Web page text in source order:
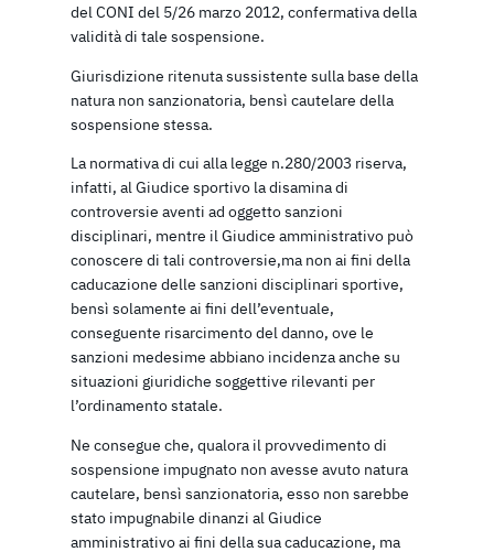
del CONI del 5/26 marzo 2012, confermativa della
validità di tale sospensione.
Giurisdizione ritenuta sussistente sulla base della
natura non sanzionatoria, bensì cautelare della
sospensione stessa.
La normativa di cui alla legge n.280/2003 riserva,
infatti, al Giudice sportivo la disamina di
controversie aventi ad oggetto sanzioni
disciplinari, mentre il Giudice amministrativo può
conoscere di tali controversie,ma non ai fini della
caducazione delle sanzioni disciplinari sportive,
bensì solamente ai fini dell’eventuale,
conseguente risarcimento del danno, ove le
sanzioni medesime abbiano incidenza anche su
situazioni giuridiche soggettive rilevanti per
l’ordinamento statale.
Ne consegue che, qualora il provvedimento di
sospensione impugnato non avesse avuto natura
cautelare, bensì sanzionatoria, esso non sarebbe
stato impugnabile dinanzi al Giudice
amministrativo ai fini della sua caducazione, ma